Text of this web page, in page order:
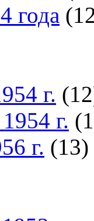
года
г.
г.
г. (13)